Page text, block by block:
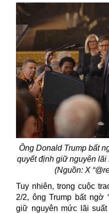
Ông Donald Trump bất
quyết định giữ nguyên
(Nguồn: X
Tuy nhiên, trong cuộc
2/2, ông Trump bất ngờ
giữ nguyên mức lãi